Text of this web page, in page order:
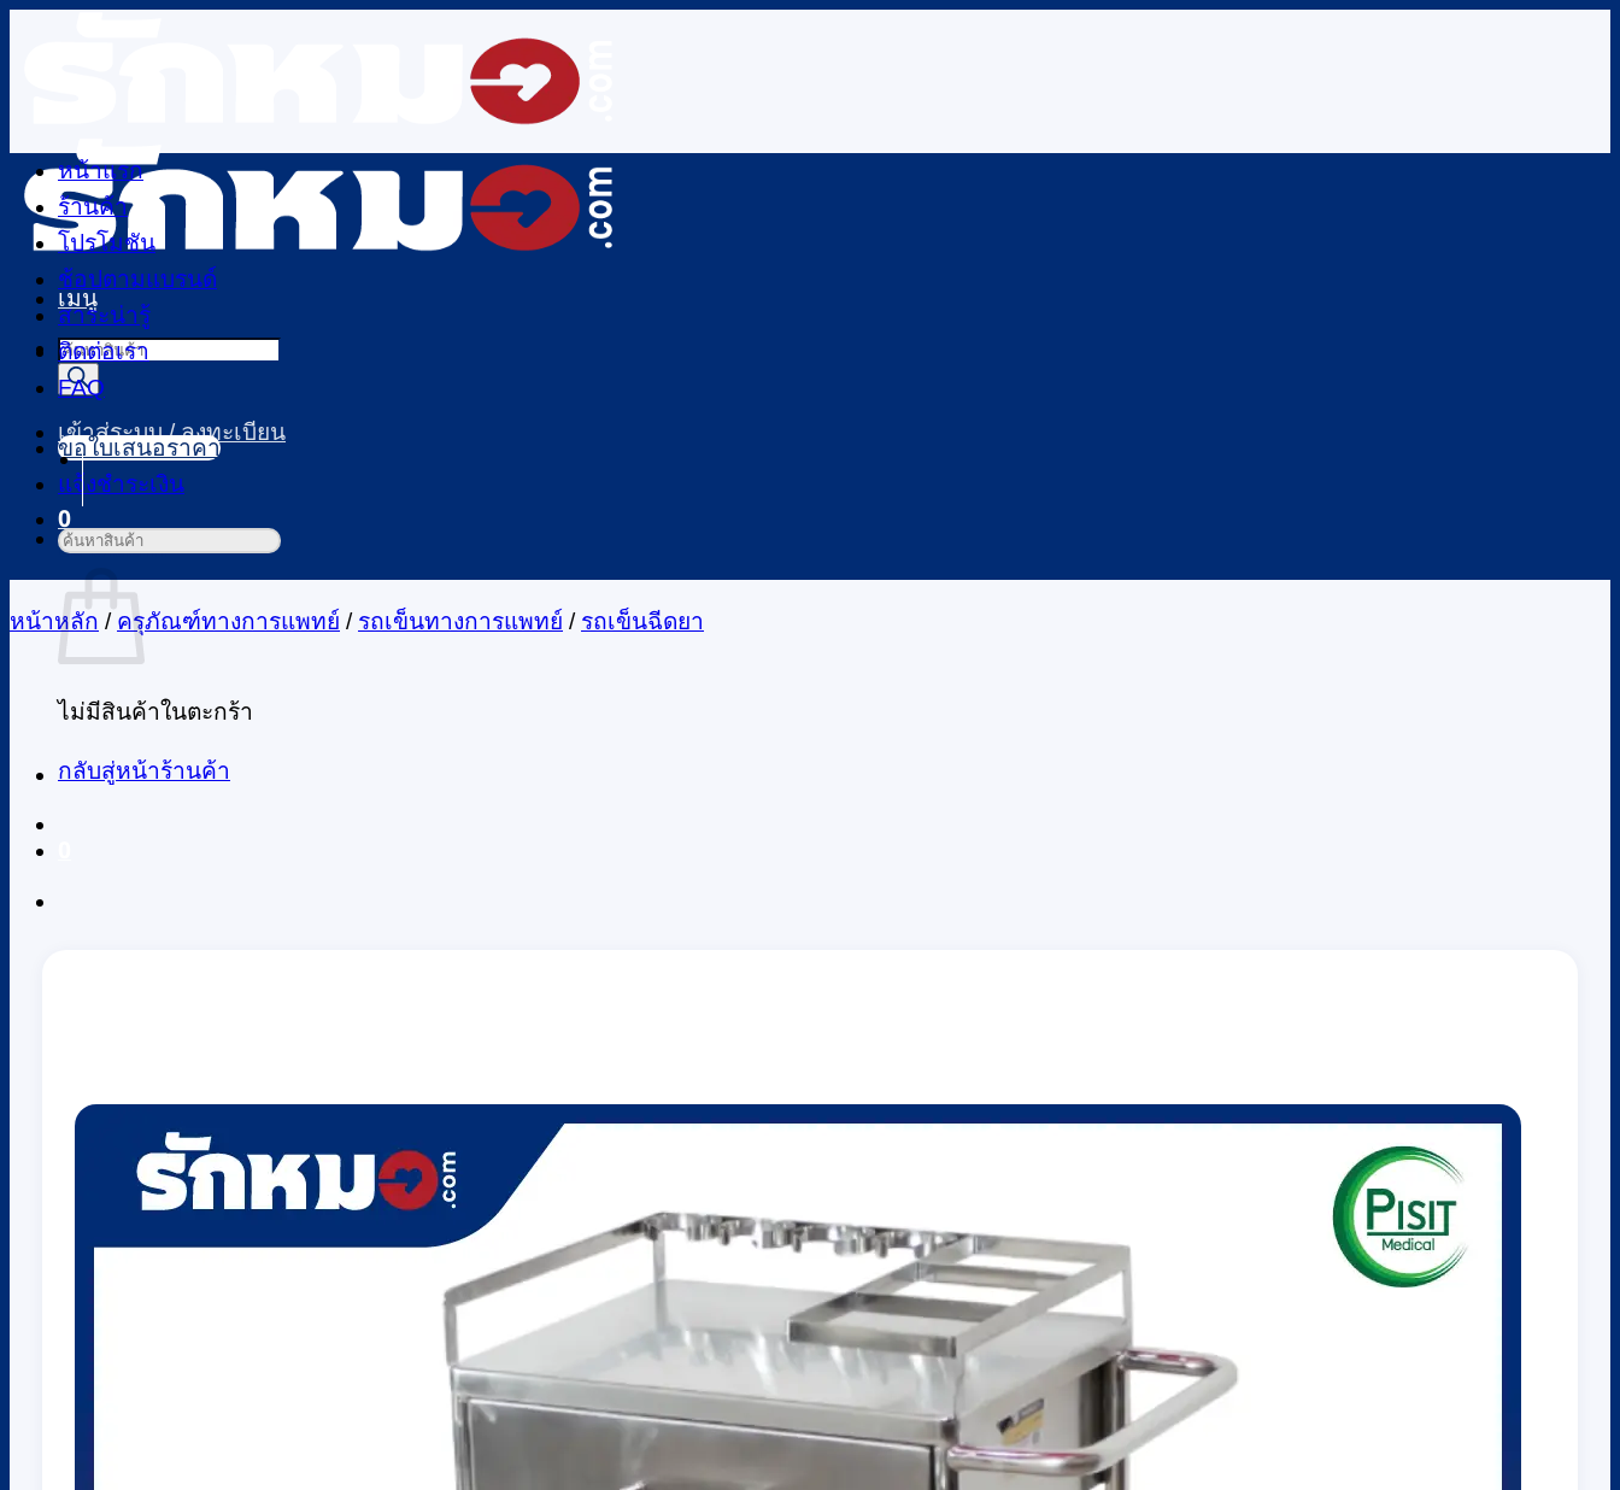
เมนู
Products
search
เข้าสู่ระบบ / ลงทะเบียน
0
ตะกร้าสินค้า
ไม่มีสินค้าในตะกร้า
กลับสู่หน้าร้านค้า
หน้าแรก
ร้านค้า
โปรโมชัน
ช้อปตามแบรนด์
สาระน่ารู้
ติดต่อเรา
FAQ
ขอใบเสนอราคา
แจ้งชำระเงิน
ค้นหา:
หน้าหลัก / ครุภัณฑ์ทางการแพทย์ / รถเข็นทางการแพทย์ / รถเข็นฉีดยา